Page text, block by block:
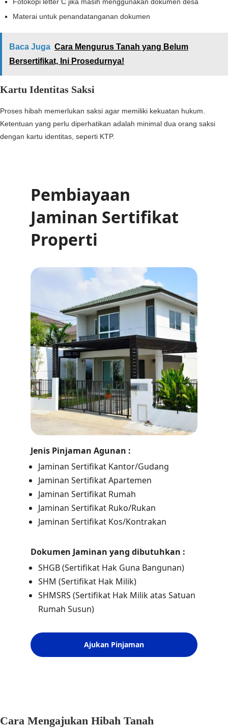
Fotokopi letter C jika masih menggunakan dokumen desa
Materai untuk penandatanganan dokumen
Baca Juga Cara Mengurus Tanah yang Belum
Bersertifikat, Ini Prosedurnya!
Kartu Identitas Saksi
Proses hibah memerlukan saksi agar memiliki kekuatan hukum.
Ketentuan yang perlu diperhatikan adalah minimal dua orang saksi
dengan kartu identitas, seperti KTP.
Cara Mengajukan Hibah Tanah